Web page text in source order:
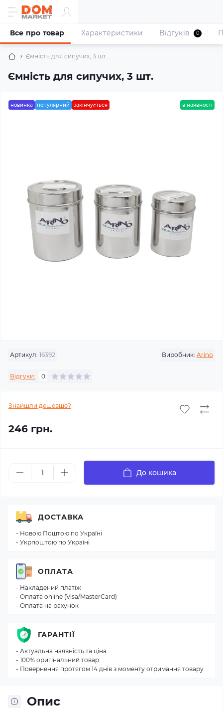
Ємність для сипучих, 3 шт.
Ємність для сипучих, 3 шт.
Все про товар Характеристики Відгуків 0
новинка популярний закінчується в наявності
Артикул: 16392 Виробник: Arino
Відгуки: 0
Знайшли дешевше?
246 грн.
До кошика
Опис
ДОСТАВКА
- Новою Поштою по Україні
- Укрпоштою по Україні
ОПЛАТА
- Накладений платіж
- Оплата online (Visa/MasterCard)
- Оплата на рахунок
ГАРАНТІЇ
- Актуальна наявність та ціна
- 100% оригінальний товар
- Повернення протягом 14 днів з моменту отримання товару